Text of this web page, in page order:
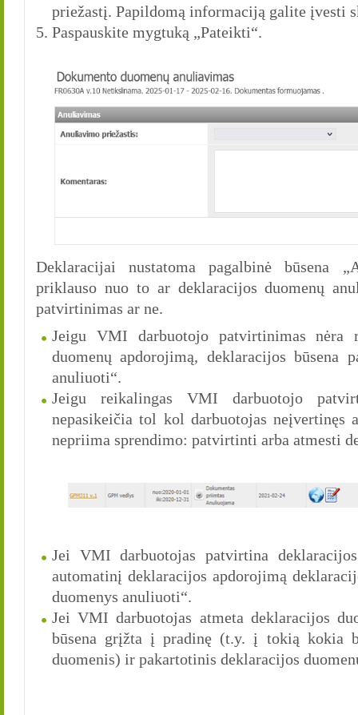
priežastį. Papildomą informaciją galite įvesti
Paspauskite mygtuką „Pateikti“.
Deklaracijai nustatoma pagalbinė būsena
priklauso nuo to ar deklaracijos duomenų
patvirtinimas ar ne.
Jeigu VMI darbuotojo patvirtinimas nėra
duomenų apdorojimą, deklaracijos būsena
anuliuoti“.
Jeigu reikalingas VMI darbuotojo
nepasikeičia tol kol darbuotojas neįvertinęs
nepriima sprendimo: patvirtinti arba atmesti
Jei VMI darbuotojas patvirtina
automatinį deklaracijos apdorojimą
duomenys anuliuoti“.
Jei VMI darbuotojas atmeta deklaracijos
būsena grįžta į pradinę (t.y. į tokią kokia
duomenis) ir pakartotinis deklaracijos